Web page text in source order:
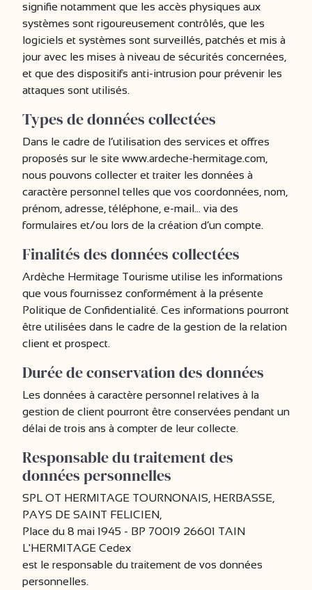
signifie notamment que les accès physiques aux
systèmes sont rigoureusement contrôlés, que les
logiciels et systèmes sont surveillés, patchés et mis à
jour avec les mises à niveau de sécurités concernées,
et que des dispositifs anti-intrusion pour prévenir les
attaques sont utilisés.
Types de données collectées
Dans le cadre de l’utilisation des services et offres
proposés sur le site www.ardeche-hermitage.com,
nous pouvons collecter et traiter les données à
caractère personnel telles que vos coordonnées, nom,
prénom, adresse, téléphone, e-mail… via des
formulaires et/ou lors de la création d’un compte.
Finalités des données collectées
Ardèche Hermitage Tourisme utilise les informations
que vous fournissez conformément à la présente
Politique de Confidentialité. Ces informations pourront
être utilisées dans le cadre de la gestion de la relation
client et prospect.
Durée de conservation des données
Les données à caractère personnel relatives à la
gestion de client pourront être conservées pendant un
délai de trois ans à compter de leur collecte.
Responsable du traitement des
données personnelles
SPL OT HERMITAGE TOURNONAIS, HERBASSE,
PAYS DE SAINT FELICIEN,
Place du 8 mai 1945 - BP 70019 26601 TAIN
L'HERMITAGE Cedex
est le responsable du traitement de vos données
personnelles.